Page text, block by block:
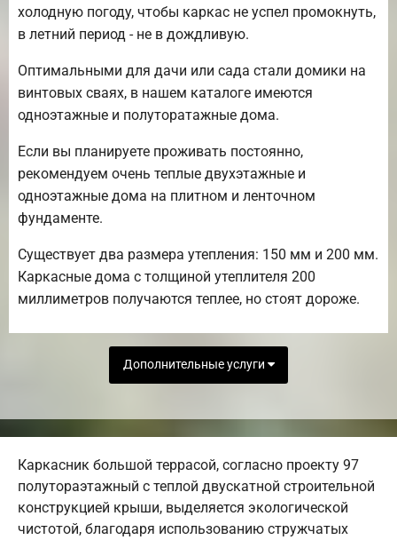
холодную погоду, чтобы каркас не успел промокнуть,
в летний период - не в дождливую.
Оптимальными для дачи или сада стали домики на
винтовых сваях, в нашем каталоге имеются
одноэтажные и полуторатажные дома.
Если вы планируете проживать постоянно,
рекомендуем очень теплые двухэтажные и
одноэтажные дома на плитном и ленточном
фундаменте.
Существует два размера утепления: 150 мм и 200 мм.
Каркасные дома с толщиной утеплителя 200
миллиметров получаются теплее, но стоят дороже.
Дополнительные услуги
Каркасник большой террасой, согласно проекту 97
полутораэтажный с теплой двускатной строительной
конструкцией крыши, выделяется экологической
чистотой, благодаря использованию стружчатых